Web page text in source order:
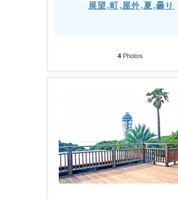
展望,町,屋外,夏,曇り
4Photos